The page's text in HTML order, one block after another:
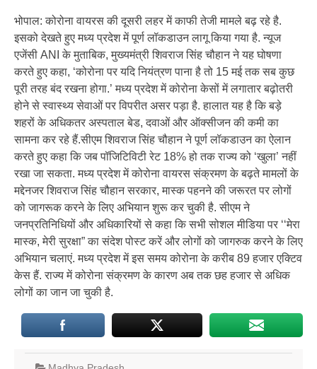
भोपाल: कोरोना वायरस की दूसरी लहर में काफी तेजी मामले बढ़ रहे है.
इसको देखते हुए मध्‍य प्रदेश में पूर्ण लॉकडाउन लागू किया गया है. न्यूज
एजेंसी ANI के मुताबिक, मुख्यमंत्री शिवराज सिंह चौहान ने यह घोषणा
करते हुए कहा, ‘कोरोना पर यदि नियंत्रण पाना है तो 15 मई तक सब कुछ
पूरी तरह बंद रखना होगा.’ मध्‍य प्रदेश में कोरोना केसों में लगातार बढ़ोतरी
होने से स्‍वास्‍थ्‍य सेवाओं पर विपरीत असर पड़ा है. हालात यह है कि बड़े
शहरों के अधिकतर अस्‍पताल बेड, दवाओं और ऑक्‍सीजन की कमी का
सामना कर रहे हैं.सीएम शिवराज सिंह चौहान ने पूर्ण लॉकडाउन का ऐलान
करते हुए कहा कि जब पॉजिटिविटी रेट 18% हो तक राज्‍य को ‘खुला’ नहीं
रखा जा सकता. मध्य प्रदेश में कोरोना वायरस संक्रमण के बढ़ते मामलों के
मद्देनजर शिवराज सिंह चौहान सरकार, मास्क पहनने की जरूरत पर लोगों
को जागरूक करने के लिए अभियान शुरू कर चुकी है. सीएम ने
जनप्रतिनिधियों और अधिकारियों से कहा कि सभी सोशल मीडिया पर ‘‘मेरा
मास्क, मेरी सुरक्षा” का संदेश पोस्ट करें और लोगों को जागरुक करने के लिए
अभियान चलाएं. मध्‍य प्रदेश में इस समय कोरोना के करीब 89 हजार एक्टिव
केस हैं. राज्‍य में कोरोना संक्रमण के कारण अब तक छह हजार से अधिक
लोगों का जान जा चुकी है.